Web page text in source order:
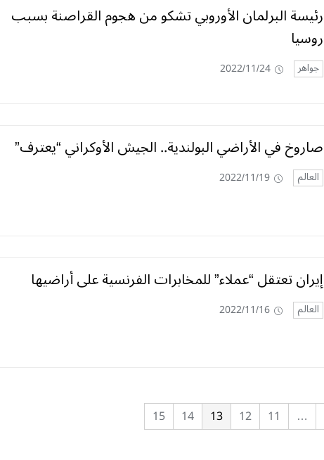
رئيسة البرلمان الأوروبي تشكو من هجوم القراصنة بسبب
روسيا
جواهر 2022/11/24
صاروخ في الأراضي البولندية.. الجيش الأوكراني “يعترف”
العالم 2022/11/19
إيران تعتقل “عملاء” للمخابرات الفرنسية على أراضيها
العالم 2022/11/16
…
11
12
13
14
15